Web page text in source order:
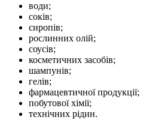
води;
соків;
сиропів;
рослинних олій;
соусів;
косметичних засобів;
шампунів;
гелів;
фармацевтичної продукції;
побутової хімії;
технічних рідин.